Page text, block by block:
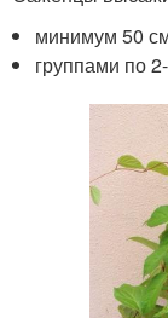
минимум 50
группами по